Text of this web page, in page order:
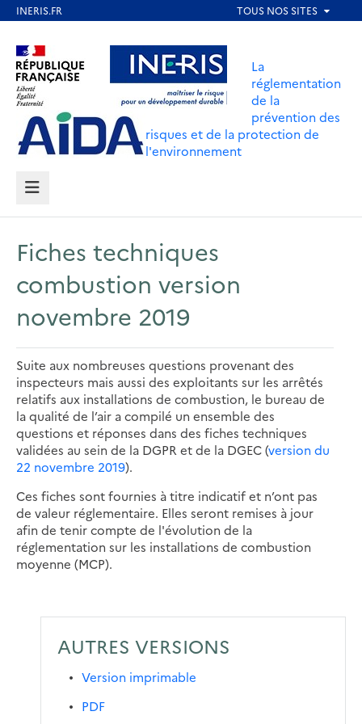
contenu
principal
Aller au contenu Aller au menu
Aller au pied de page
La
réglementation
de la
prévention des
risques et de la protection de
l'environnement
MENU
Fiches techniques
combustion version
novembre 2019
Suite aux nombreuses questions provenant des
inspecteurs mais aussi des exploitants sur les arrêtés
relatifs aux installations de combustion, le bureau de
la qualité de l’air a compilé un ensemble des
questions et réponses dans des fiches techniques
validées au sein de la DGPR et de la DGEC (version du
22 novembre 2019).
Ces fiches sont fournies à titre indicatif et n’ont pas
de valeur réglementaire. Elles seront remises à jour
afin de tenir compte de l'évolution de la
réglementation sur les installations de combustion
moyenne (MCP).
AUTRES VERSIONS
Version imprimable
PDF